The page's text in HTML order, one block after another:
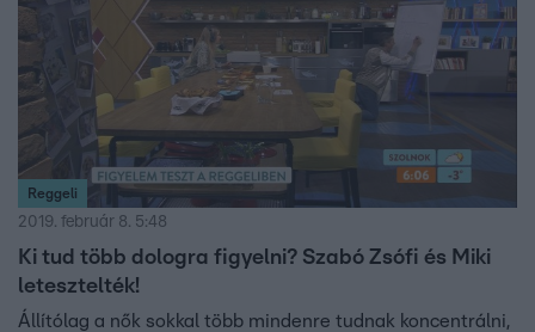
Reggeli
2019. február 8. 5:48
Ki tud több dologra figyelni? Szabó Zsófi és Miki
letesztelték!
Állítólag a nők sokkal több mindenre tudnak koncentrálni,